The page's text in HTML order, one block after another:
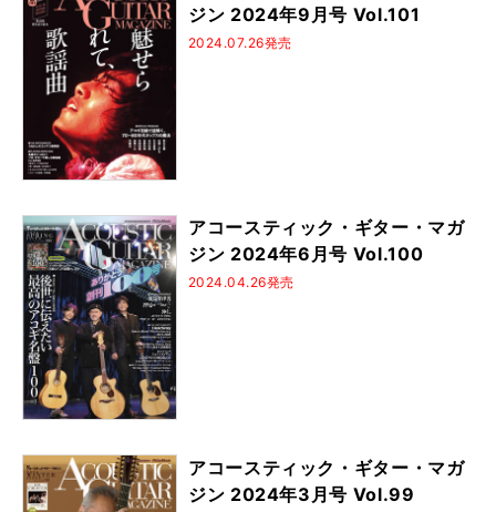
ジン 2024年9月号 Vol.101
2024.07.26発売
アコースティック・ギター・マガ
ジン 2024年6月号 Vol.100
2024.04.26発売
アコースティック・ギター・マガ
ジン 2024年3月号 Vol.99